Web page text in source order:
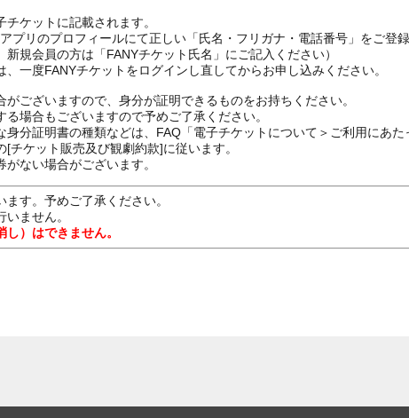
ケットに記載されます。
プリのプロフィールにて正しい「氏名・フリガナ・電話番号」をご登
新規会員の方は「FANYチケット氏名」にご記入ください）
、一度FANYチケットをログインし直してからお申し込みください。
ございますので、身分が証明できるものをお持ちください。
場合もございますので予めご了承ください。
分証明書の種類などは、FAQ「電子チケットについて＞ご利用にあた
ケット販売及び観劇約款]に従います。
ない場合がございます。
す。予めご了承ください。
ません。
）はできません。